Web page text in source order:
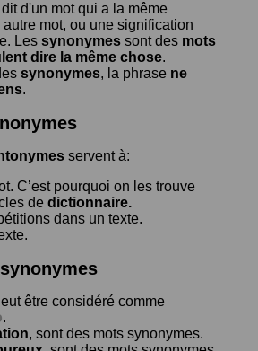
d'un mot qui a la même
mot, ou une signification
Les synonymes sont des mots
dire la même chose.
synonymes, la phrase ne
.
servent à:
C’est pourquoi on les trouve
de dictionnaire.
dans un texte.
eut être considéré comme
.
, sont des mots synonymes.